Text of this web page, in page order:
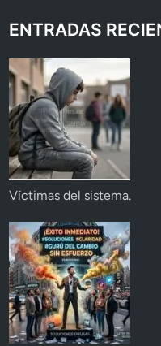
ENTRADAS
Víctimas del sistema.